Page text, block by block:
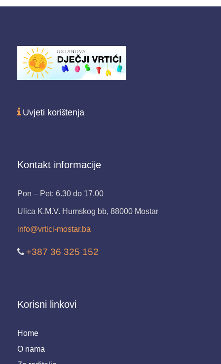
Uvjeti korištenja
Kontakt informacije
Pon – Pet: 6.30 do 17.00
Ulica K.M.V. Humskog bb, 88000 Mostar
info@vrtici-mostar.ba
+387 36 325 152
Korisni linkovi
Home
O nama